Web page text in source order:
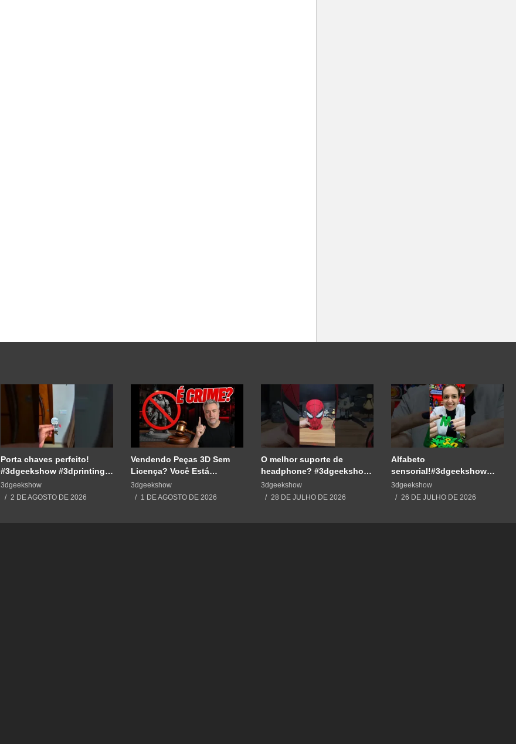
Porta chaves perfeito!
#3dgeekshow #3dprinting
#3dprint #impressão3d
#impresion3d
3dgeekshow
2 DE AGOSTO DE 2026
Vendendo Peças 3D Sem
Licença? Você Está
Cometendo um Erro GRAVE
3dgeekshow
1 DE AGOSTO DE 2026
O melhor suporte de
headphone? #3dgeekshow
#impressão3d #3dprinting
#3dprint #spiderman
3dgeekshow
28 DE JULHO DE 2026
Alfabeto
sensorial!#3dgeekshow
#3dprinting #3dprint
#impressão3d #educação
3dgeekshow
26 DE JULHO DE 2026